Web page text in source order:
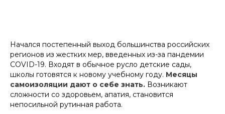
Начался постепенный выход большинства российских
регионов из жестких мер, введенных из-за пандемии
COVID-19. Входят в обычное русло детские сады,
школы готовятся к новому учебному году. Месяцы
самоизоляции дают о себе знать. Возникают
сложности со здоровьем, апатия, становится
непосильной рутинная работа.